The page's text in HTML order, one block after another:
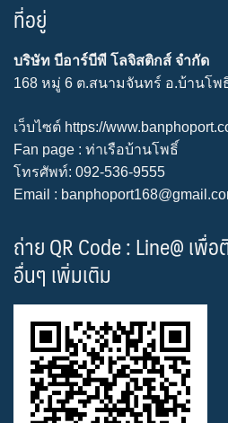
ที่อยู่
บริษัท บีอาร์บีพี โลจิสติกส์ จำกัด
168 หมู่ 6 ต.สนามจันทร์ อ.บ้านโพ
เว็บไซต์ https://
Fan page : ท่าเรือบ้านโพธิ์
โทรศัพท์: 092-536-9555
Email :
ถ่าย QR Code : Line@ เ
อื่นๆ เพิ่มเติม